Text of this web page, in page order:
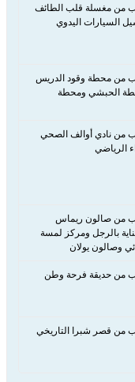
من مغسلة قلب الطائف
السيارات اليدوي
من محطة وقود الدريس
الحبشي ومحطة
من نادي أوالف الصحي
الرياضي
من صالون ريماس
بالرجل ومركز لمسة
وصالون يولان
من حديقة فرحة وطن
من قصر شبرا التاريخي